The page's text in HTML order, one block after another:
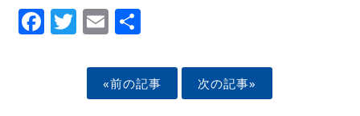
Facebook
Twitter
EmailShare
«前の記事 次の記事»